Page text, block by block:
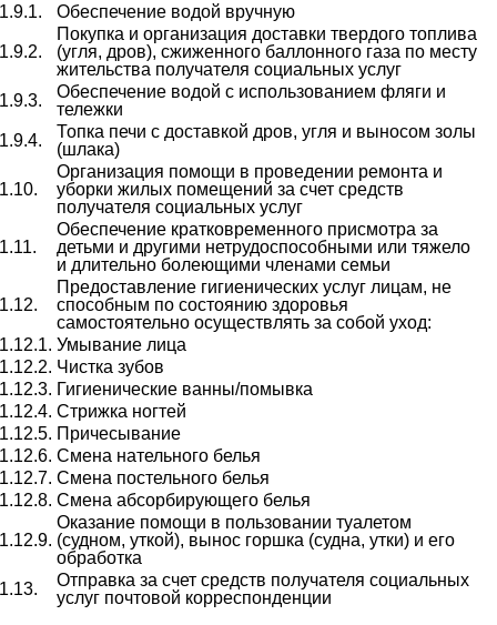
Обеспечение водой вручную
Покупка и организация доставки твердого топлива
(угля, дров), сжиженного баллонного газа по месту
жительства получателя социальных услуг
Обеспечение водой с использованием фляги и
тележки
Топка печи с доставкой дров, угля и выносом золы
(шлака)
Организация помощи в проведении ремонта и
уборки жилых помещений за счет средств
получателя социальных услуг
Обеспечение кратковременного присмотра за
детьми и другими нетрудоспособными или тяжело
и длительно болеющими членами семьи
Предоставление гигиенических услуг лицам, не
способным по состоянию здоровья
самостоятельно осуществлять за собой уход:
Умывание лица
Чистка зубов
Гигиенические ванны/помывка
Стрижка ногтей
Причесывание
Смена нательного белья
Смена постельного белья
Смена абсорбирующего белья
Оказание помощи в пользовании туалетом
(судном, уткой), вынос горшка (судна, утки) и его
обработка
Отправка за счет средств получателя социальных
услуг почтовой корреспонденции